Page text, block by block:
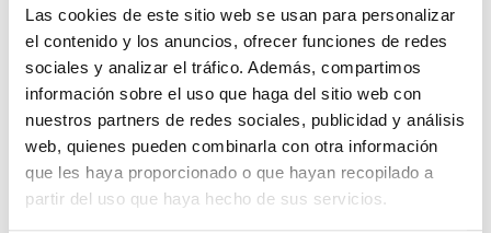
Las cookies de este sitio web se usan para personalizar
el contenido y los anuncios, ofrecer funciones de redes
sociales y analizar el tráfico. Además, compartimos
información sobre el uso que haga del sitio web con
nuestros partners de redes sociales, publicidad y análisis
web, quienes pueden combinarla con otra información
que les haya proporcionado o que hayan recopilado a
partir del uso que haya hecho de sus servicios.
Mampara de ducha a medida
Leda (100)
Plata brillo, Frontal (1 fijo + 2
correderas) 6 mm
374,29€
desde 124,76€/mes
Ver opciones›
Frontal ducha mampara -
Kassandra- Diana (DI101)
1 fija + 2 correderas, 5 mm
322,99€ 436,47€
desde 107,66€/mes
Ver opciones›